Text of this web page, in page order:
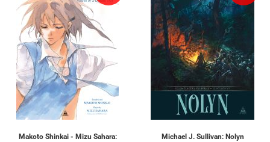
Makoto Shinkai - Mizu Sahara:
Michael J. Sullivan: Nolyn